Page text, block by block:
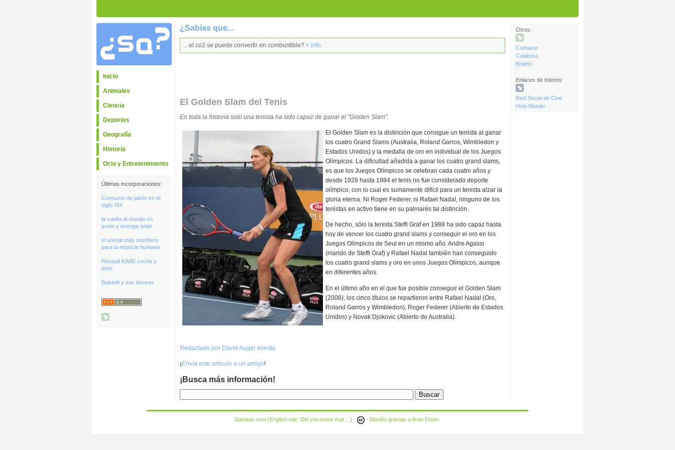
Otros:
Contacto
Colabora
Boletín
Enlaces de Interés:
Red Social de Cine
Hola Mundo
Inicio
Animales
Ciencia
Deportes
Geografía
Historia
Ocio y Entretenimiento
Últimas incorporaciones:
Consumo de jabón en el
siglo XIX
la vuelta al mundo en
avión y energia solar
el animal más mortífero
para la especie humana
Renault KWID coche y
dron
Balotelli y sus locuras
¿Sabías que...
... el co2 se puede convertir en combustible? + info
El Golden Slam del Tenis
En toda la historia solo una tenista ha sido capaz de ganar el "Golden Slam".
El Golden Slam es la distinción que consigue un tenista al ganar
los cuatro Grand Slams (Australia, Roland Garros, Wimbledon y
Estados Unidos) y la medalla de oro en individual de los Juegos
Olímpicos. La dificultad añadida a ganar los cuatro grand slams,
es que los Juegos Olímpicos se celebran cada cuatro años y
desde 1928 hasta 1984 el tenis no fue considerado deporte
olímpico, con lo cual es sumamente difícil para un tenista alzar la
gloria eterna. Ni Roger Federer, ni Rafael Nadal, ninguno de los
tenistas en activo tiene en su palmarés tal distinción.
De hecho, sólo la tenista Steffi Graf en 1988 ha sido capaz hasta
hoy de vencer los cuatro grand slams y conseguir el oro en los
Juegos Olímpicos de Seul en un mismo año. Andre Agassi
(marido de Steffi Graf) y Rafael Nadal también han conseguido
los cuatro grand slams y oro en unos Juegos Olímpicos, aunque
en diferentes años.
En el último año en el que fue posible conseguir el Golden Slam
(2008), los cinco títulos se repartieron entre Rafael Nadal (Oro,
Roland Garros y Wimbledon), Roger Federer (Abierto de Estados
Unidos) y Novak Djokovic (Abierto de Australia).
Redactado por David Auger Iniesta
¡ Envía este artículo a un amigo!
¡Busca más información!
Sabiask.com (English site: Did you know that ...) - - Diseño gracias aAran Down.